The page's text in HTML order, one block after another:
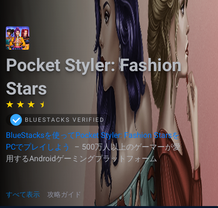
Pocket Styler: Fashion
Stars
BLUESTACKS VERIFIED
BlueStacksを使ってPocket Styler: Fashion Starsを
PCでプレイしよう
– 500万人以上のゲーマーが愛
用するAndroidゲーミングプラットフォーム
すべて表示 攻略ガイド